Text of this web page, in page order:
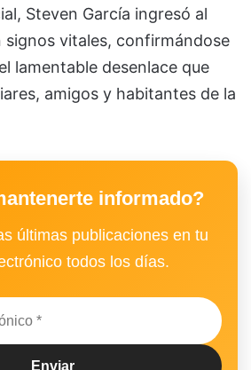
Steven García ingresó al
vitales, confirmándose
lamentable desenlace que
amigos y habitantes de la
informado?
últimas publicaciones en tu
todos los días.